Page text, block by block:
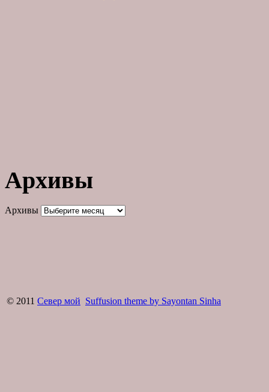
Архивы
Архивы
© 2011 Север мой Suffusion theme by Sayontan Sinha